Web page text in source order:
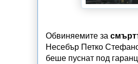
Обвиняемите за
Несебър Петко
беше пуснат под